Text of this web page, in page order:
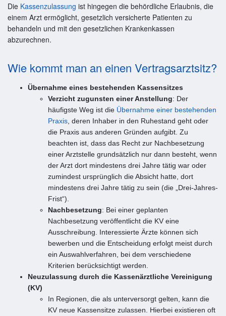
Die Kassenzulassung ist hingegen die behördliche Erlaubnis, die
einem Arzt ermöglicht, gesetzlich versicherte Patienten zu
behandeln und mit den gesetzlichen Krankenkassen
abzurechnen.
Wie kommt man an einen Vertragsarztsitz?
Übernahme eines bestehenden Kassensitzes
Verzicht zugunsten einer Anstellung: Der
häufigste Weg ist die Übernahme einer bestehenden
Praxis , deren Inhaber in den Ruhestand geht oder
die Praxis aus anderen Gründen aufgibt. Zu
beachten ist, dass das Recht zur Nachbesetzung
einer Arztstelle grundsätzlich nur dann besteht, wenn
der Arzt dort mindestens drei Jahre tätig war oder
zumindest ursprünglich die Absicht hatte, dort
mindestens drei Jahre tätig zu sein (die „Drei-Jahres-
Frist“).
Nachbesetzung: Bei einer geplanten
Nachbesetzung veröffentlicht die KV eine
Ausschreibung. Interessierte Ärzte können sich
bewerben und die Entscheidung erfolgt meist durch
ein Auswahlverfahren, bei dem verschiedene
Kriterien berücksichtigt werden.
Neuzulassung durch die Kassenärztliche Vereinigung
(KV)
In Regionen, die als unterversorgt gelten, kann die
KV neue Kassensitze zulassen. Hierbei existieren oft